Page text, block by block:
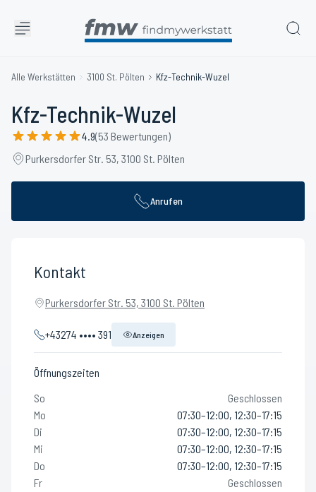
Alle Werkstätten 3100 St. Pölten Kfz-Technik-Wuzel
Kfz-Technik-Wuzel
4.9(53 Bewertungen)
Purkersdorfer Str. 53, 3100 St. Pölten
Anrufen
Kontakt
Purkersdorfer Str. 53, 3100 St. Pölten
+43274 •••• 391 Anzeigen
Öffnungszeiten
So
Geschlossen
Mo
07:30–12:00, 12:30–17:15
Di
07:30–12:00, 12:30–17:15
Mi
07:30–12:00, 12:30–17:15
Do
07:30–12:00, 12:30–17:15
Fr
Geschlossen